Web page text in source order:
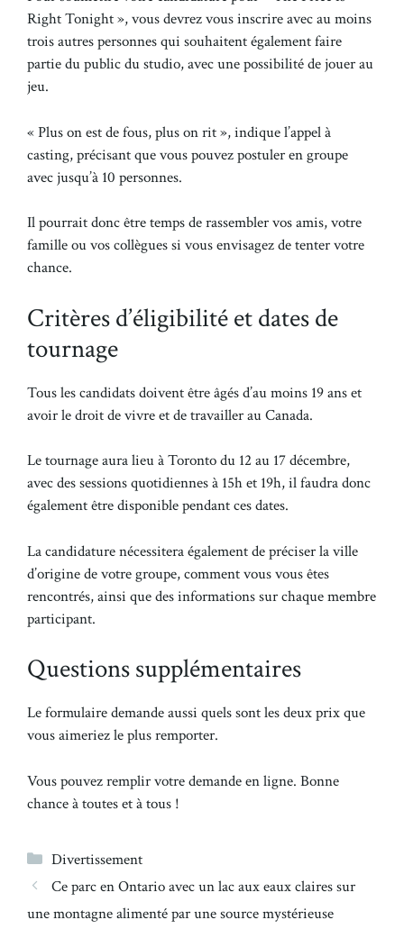
Right Tonight », vous devrez vous inscrire avec au moins
trois autres personnes qui souhaitent également faire
partie du public du studio, avec une possibilité de jouer au
jeu.
« Plus on est de fous, plus on rit », indique l’appel à
casting, précisant que vous pouvez postuler en groupe
avec jusqu’à 10 personnes.
Il pourrait donc être temps de rassembler vos amis, votre
famille ou vos collègues si vous envisagez de tenter votre
chance.
Critères d’éligibilité et dates de
tournage
Tous les candidats doivent être âgés d’au moins 19 ans et
avoir le droit de vivre et de travailler au Canada.
Le tournage aura lieu à Toronto du 12 au 17 décembre,
avec des sessions quotidiennes à 15h et 19h, il faudra donc
également être disponible pendant ces dates.
La candidature nécessitera également de préciser la ville
d’origine de votre groupe, comment vous vous êtes
rencontrés, ainsi que des informations sur chaque membre
participant.
Questions supplémentaires
Le formulaire demande aussi quels sont les deux prix que
vous aimeriez le plus remporter.
Vous pouvez remplir votre demande en ligne. Bonne
chance à toutes et à tous !
Catégories
Divertissement
Ce parc en Ontario avec un lac aux eaux claires sur
une montagne alimenté par une source mystérieuse